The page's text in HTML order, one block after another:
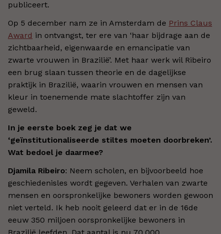
publiceert.
Op 5 december nam ze in Amsterdam de Prins Claus
Award in ontvangst, ter ere van ‘haar bijdrage aan de
zichtbaarheid, eigenwaarde en emancipatie van
zwarte vrouwen in Brazilië’. Met haar werk wil Ribeiro
een brug slaan tussen theorie en de dagelijkse
praktijk in Brazilië, waarin vrouwen en mensen van
kleur in toenemende mate slachtoffer zijn van
geweld.
In je eerste boek zeg je dat we
‘geïnstitutionaliseerde stiltes moeten doorbreken’.
Wat bedoel je daarmee?
Djamila Ribeiro: Neem scholen, en bijvoorbeeld hoe
geschiedenisles wordt gegeven. Verhalen van zwarte
mensen en oorspronkelijke bewoners worden gewoon
niet verteld. Ik heb nooit geleerd dat er in de 16de
eeuw 350 miljoen oorspronkelijke bewoners in